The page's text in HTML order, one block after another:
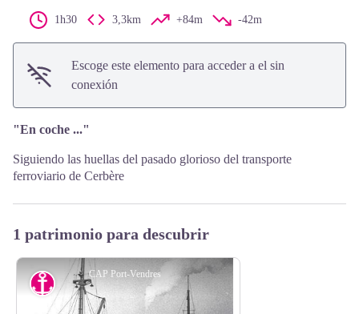
1h30 3,3km +84m -42m
Escoge este elemento para acceder a el sin
conexión
"En coche ..."
Siguiendo las huellas del pasado glorioso del transporte
ferroviario de Cerbère
1 patrimonio para descubrir
CAP Port-Vendres
ruinas